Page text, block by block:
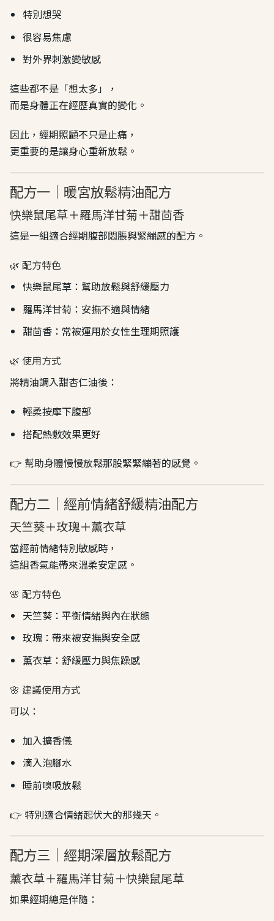
特別想哭
很容易焦慮
對外界刺激變敏感
這些都不是「想太多」，
而是身體正在經歷真實的變化。
因此，經期照顧不只是止痛，
更重要的是讓身心重新放鬆。
配方一｜暖宮放鬆精油配方
快樂鼠尾草＋羅馬洋甘菊＋甜茴香
這是一組適合經期腹部悶脹與緊繃感的配方。
🌿 配方特色
快樂鼠尾草：幫助放鬆與舒緩壓力
羅馬洋甘菊：安撫不適與情緒
甜茴香：常被運用於女性生理期照護
🌿 使用方式
將精油調入甜杏仁油後：
輕柔按摩下腹部
搭配熱敷效果更好
👉 幫助身體慢慢放鬆那股緊緊繃著的感覺。
配方二｜經前情緒舒緩精油配方
天竺葵＋玫瑰＋薰衣草
當經前情緒特別敏感時，
這組香氣能帶來溫柔安定感。
🌸 配方特色
天竺葵：平衡情緒與內在狀態
玫瑰：帶來被安撫與安全感
薰衣草：舒緩壓力與焦躁感
🌸 建議使用方式
可以：
加入擴香儀
滴入泡腳水
睡前嗅吸放鬆
👉 特別適合情緒起伏大的那幾天。
配方三｜經期深層放鬆配方
薰衣草＋羅馬洋甘菊＋快樂鼠尾草
如果經期總是伴隨：